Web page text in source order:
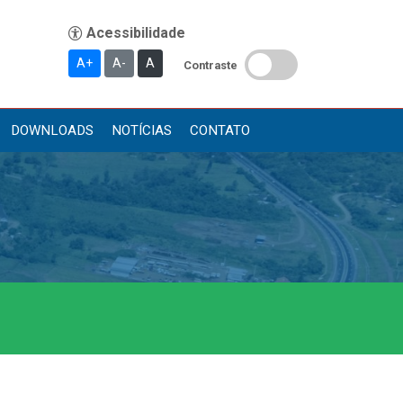
A+ A- A Contraste
DOWNLOADS NOTÍCIAS CONTATO
Publicações
Diário Oficial (Novo)
Diário Oficial (Até 30/04)